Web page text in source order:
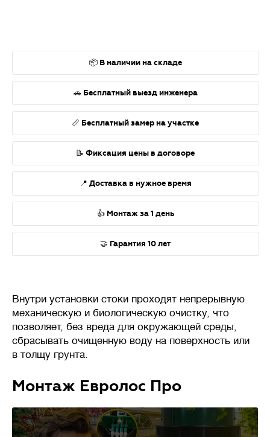
📦 В наличии на складе
🚗 Бесплатный выезд инженера
📏 Бесплатный замер на участке
📝 Фиксация цены в договоре
📍 Доставка в нужное время
👍 Монтаж за 1 день
🤝 Гарантия 10 лет
Внутри установки стоки проходят непрерывную
механическую и биологическую очистку, что
позволяет, без вреда для окружающей среды,
сбрасывать очищенную воду на поверхность или
в толщу грунта.
Монтаж Евролос Про